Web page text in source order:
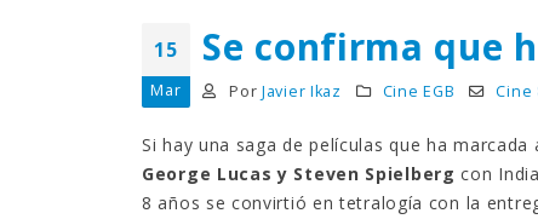
15
Mar
Se confirma que
PorJavier Ikaz Cine EGB Cine
Si hay una saga de películas que ha
George Lucas y Steven Spielberg con
8 años se convirtió en tetralogía con la
15 diciembre, 2022
Prime Video estrena
recordamos cosas que se
pusieron de moda en los 90 que ya
desaparecieron
2 diciembre, 2022
18
y
17